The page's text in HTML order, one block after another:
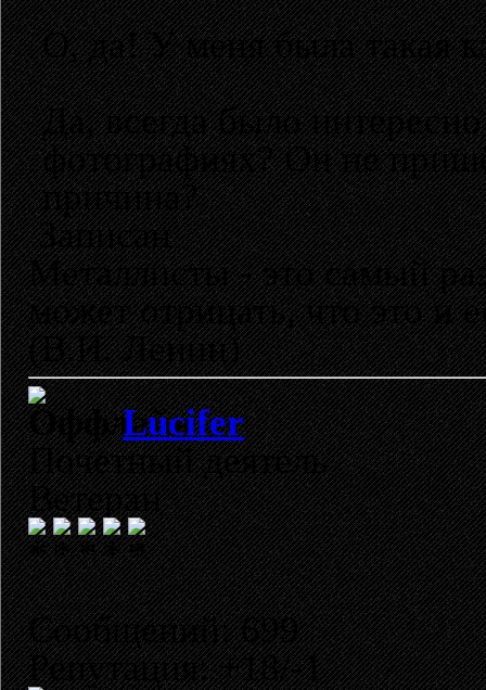
О, да! У меня была такая
Да, всегда было
фотографиях? Он не
причина?
Записан
Металлисты - это самый
может отрицать, что это и
(В.И. Ленин)
Lucifer
Почетный деятель
Ветеран
Сообщений: 699
Репутация: +18/-1